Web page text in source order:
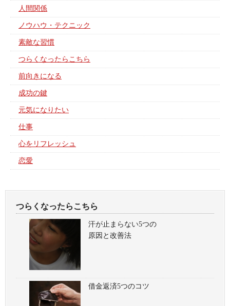
人間関係
ノウハウ・テクニック
素敵な習慣
つらくなったらこちら
前向きになる
成功の鍵
元気になりたい
仕事
心をリフレッシュ
恋愛
つらくなったらこちら
汗が止まらない5つの
原因と改善法
借金返済5つのコツ